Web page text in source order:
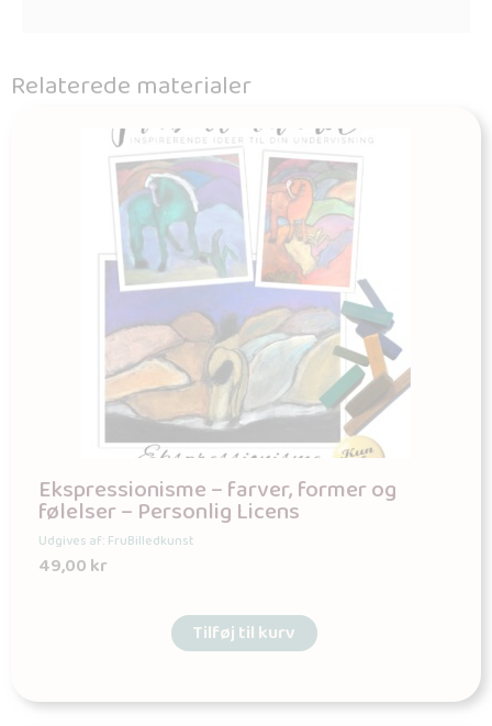
Relaterede materialer
Ekspressionisme – farver, former og
følelser – Personlig Licens
Udgives af: FruBilledkunst
49,00kr
Tilføj til kurv